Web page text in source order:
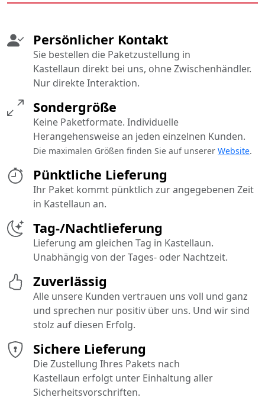
Pünktliche Lieferung
Ihr Paket kommt pünktlich zur angegebenen Zeit
in Kastellaun an.
Sichere Lieferung
Die Zustellung Ihres Pakets nach
Kastellaun erfolgt unter Einhaltung aller
Sicherheitsvorschriften.
Tag-/Nachtlieferung
Lieferung am gleichen Tag in Kastellaun.
Unabhängig von der Tages- oder Nachtzeit.
Persönlicher Kontakt
Sie bestellen die Paketzustellung in
Kastellaun direkt bei uns, ohne Zwischenhändler.
Nur direkte Interaktion.
Sondergröße
Keine Paketformate. Individuelle
Herangehensweise an jeden einzelnen Kunden.
Die maximalen Größen finden Sie auf unserer Website.
Zuverlässig
Alle unsere Kunden vertrauen uns voll und ganz
und sprechen nur positiv über uns. Und wir sind
stolz auf diesen Erfolg.